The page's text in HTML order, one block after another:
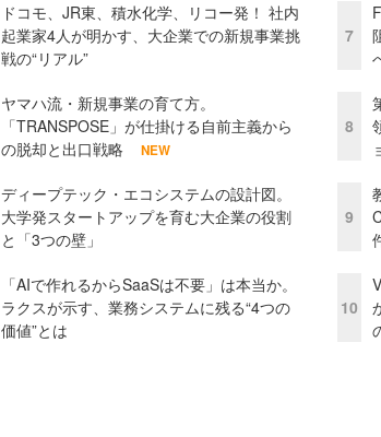
ドコモ、JR東、積水化学、リコー発！ 社内
起業家4人が明かす、大企業での新規事業挑
戦の“リアル”
ヤマハ流・新規事業の育て方。
「TRANSPOSE」が仕掛ける自前主義から
の脱却と出口戦略
NEW
ディープテック・エコシステムの設計図。
大学発スタートアップを育む大企業の役割
と「3つの壁」
「AIで作れるからSaaSは不要」は本当か。
ラクスが示す、業務システムに残る“4つの
価値”とは
7
8
9
10